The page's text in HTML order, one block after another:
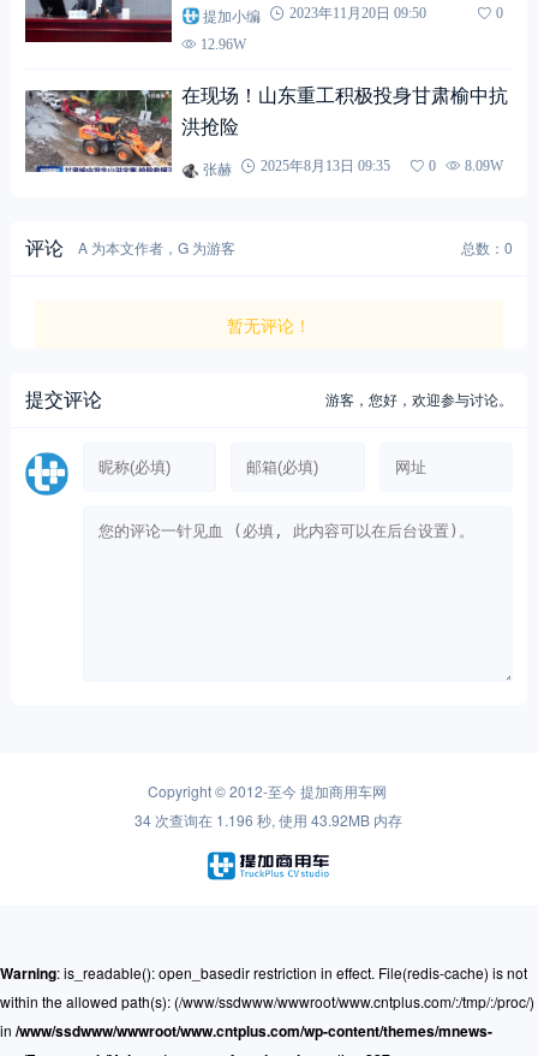
提加小编 2023年11月20日 09:50
0
12.96W
在现场！山东重工积极投身甘肃榆中抗
洪抢险
张赫 2025年8月13日 09:35 0 8.09W
评论 A 为本文作者，G 为游客 总数：0
暂无评论！
提交评论 游客，您好，欢迎参与讨论。
Copyright © 2012-至今提加商用车网
34 次查询在 1.196 秒, 使用 43.92MB 内存
Warning: is_readable(): open_basedir restriction in effect. File(redis-cache) is not
within the allowed path(s): (/www/ssdwww/wwwroot/www.cntplus.com/:/tmp/:/proc/)
in /www/ssdwww/wwwroot/www.cntplus.com/wp-content/themes/mnews-